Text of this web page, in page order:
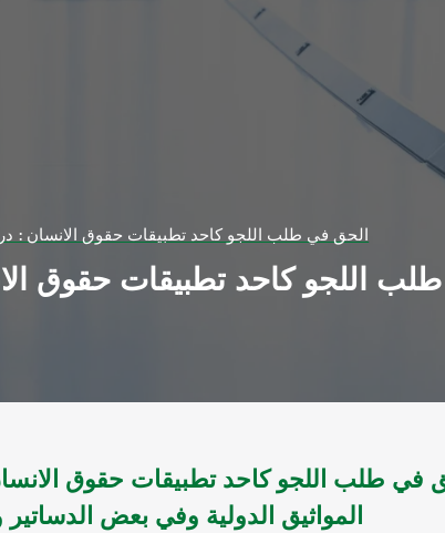
الحق في طلب اللجو كاحد تطبيقات حقوق الانسان :
اللجو كاحد تطبيقات حقوق
في طلب اللجو كاحد تطبيقات حقوق
المواثيق الدولية وفي بعض الدساتير